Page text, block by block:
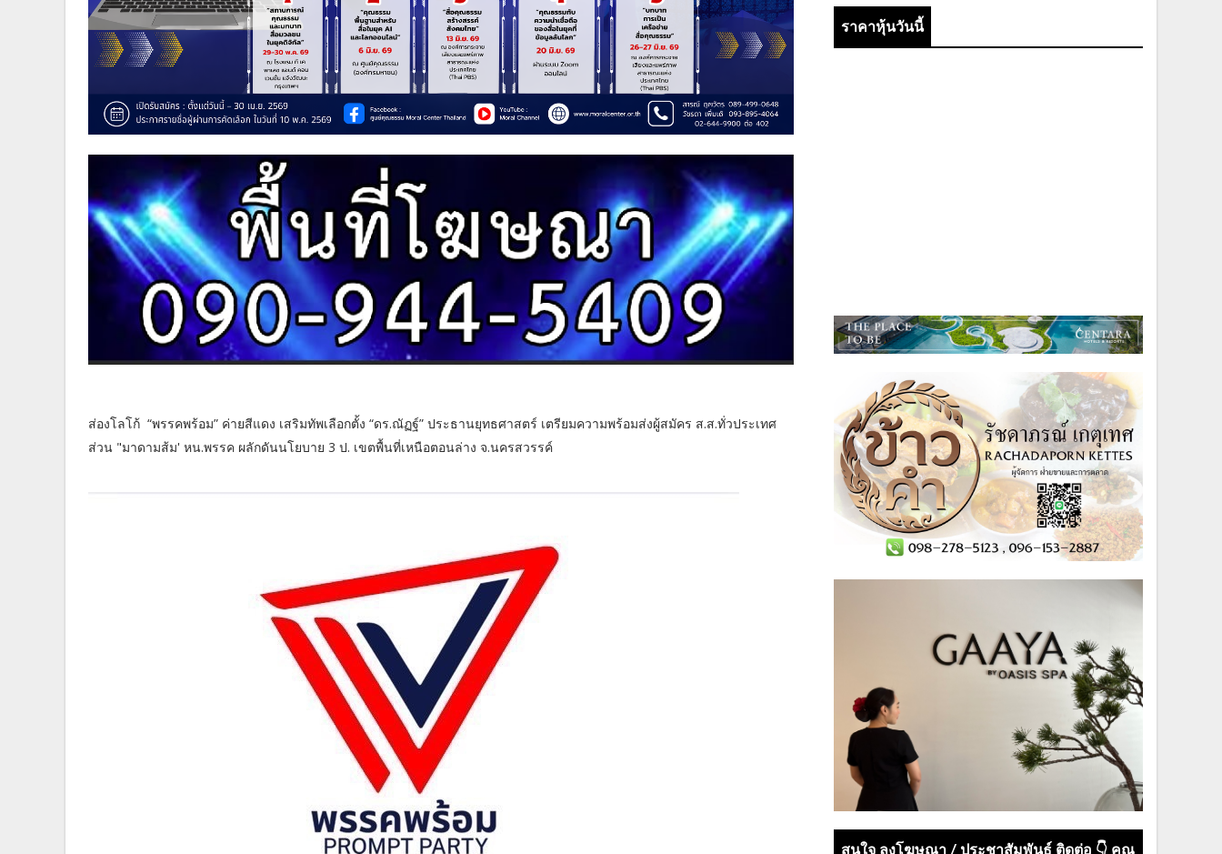
ส่องโลโก้ “พรรคพร้อม” ค่ายสีแดง เสริมทัพเลือกตั้ง “ดร.ณัฏฐ์” ประธานยุทธศาสตร์ เตรียมความพร้อมส่งผู้สมัคร ส.ส.ทั่วประเทศ
ส่วน "มาดามส้ม' หน.พรรค ผลักดันนโยบาย 3 ป. เขตพื้นที่เหนือตอนล่าง จ.นครสวรรค์
ราคาหุ้นวันนี้
สนใจ ลงโฆษณา / ประชาสัมพันธ์ ติดต่อ 👇 คุณ